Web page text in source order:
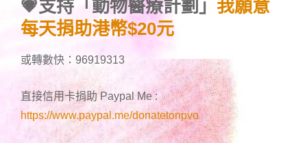
💗支持「動物醫療計劃」 我願意
每天捐助港幣$20元
或轉數快：96919313
直接信用卡捐助 Paypal Me :
https://www.paypal.me/donatetonpvo